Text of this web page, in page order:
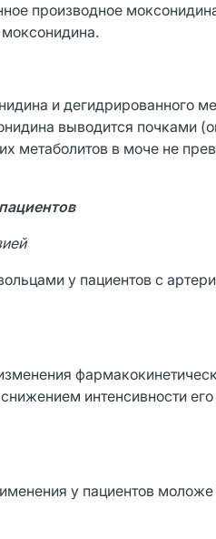
производное
моксонидина.
и дегидрированного
выводится почками
метаболитов в моче не
у пациентов с
интенсивности
у пациентов